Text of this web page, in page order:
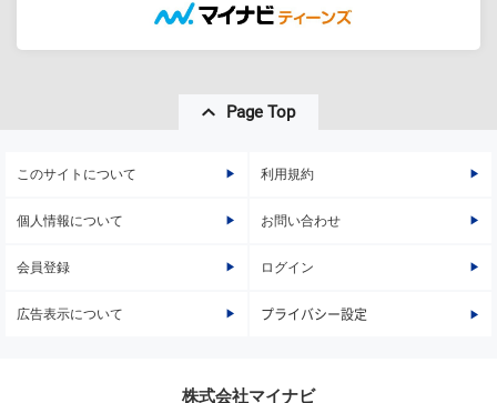
Page Top
このサイトについて 利用規約
個人情報について お問い合わせ
会員登録 ログイン
広告表示について プライバシー設定
株式会社マイナビ